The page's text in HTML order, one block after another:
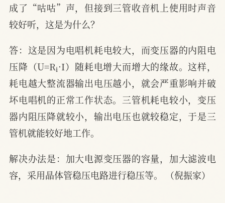
成了“咕咕”声，但接到三管收音机上使用时声音
较好听，这是为什么？
答：这是因为电唱机耗电较大，而变压器的内阻电
压降（U=Ri·I）随耗电增大而增大的缘故。这样，
耗电越大整流器输出电压越小，就会严重影响并破
坏电唱机的正常工作状态。三管机耗电较小，变压
器内阻压降就较小，输出电压也就较稳定，于是三
管机就能较好地工作。
解决办法是：加大电源变压器的容量，加大滤波电
容，采用晶体管稳压电路进行稳压等。 （倪振家）